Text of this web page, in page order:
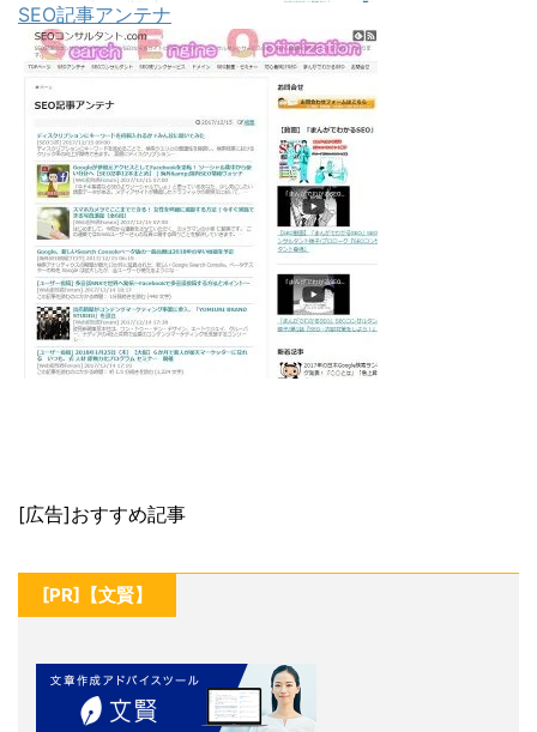
SEO記事アンテナ
[広告]おすすめ記事
[PR]【文賢】